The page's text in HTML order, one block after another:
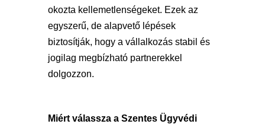
okozta kellemetlenségeket. Ezek az
egyszerű, de alapvető lépések
biztosítják, hogy a vállalkozás stabil és
jogilag megbízható partnerekkel
dolgozzon.
Miért válassza a Szentes Ügyvédi